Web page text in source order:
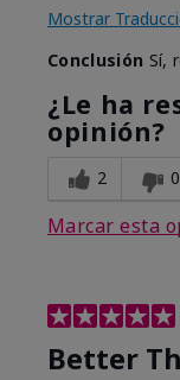
Mostrar
Conclusión Sí,
¿Le ha
opinión?
2 0
Marcar esta
Better